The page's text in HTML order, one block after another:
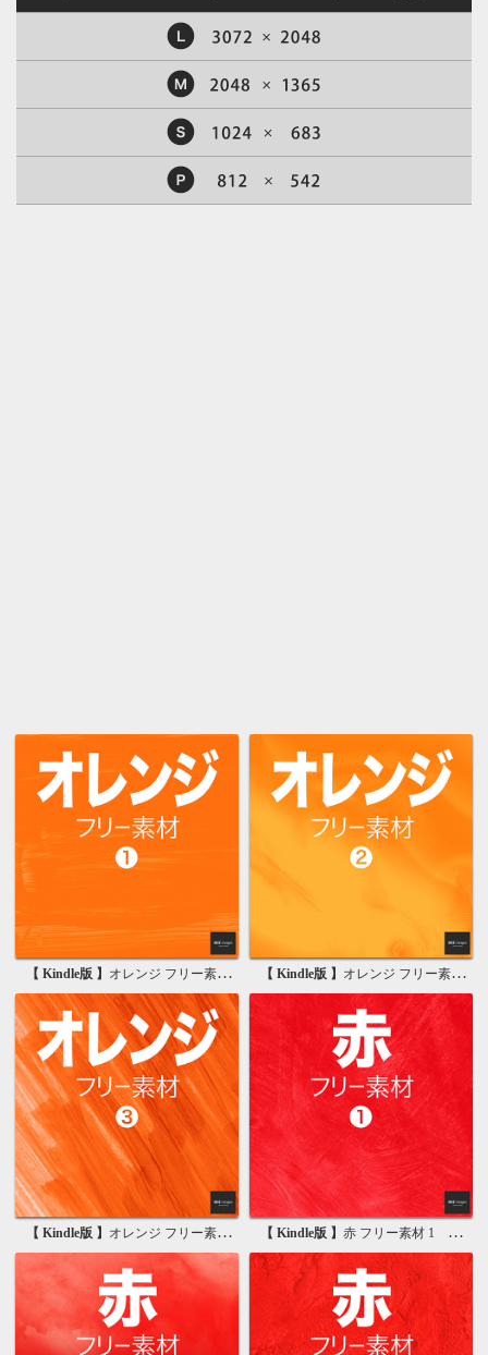
【 Kindle版 】 オレンジ フリー素材 1 無料で使える背景画像集 【 Kindle版 】 オレンジ フリー素材 2 無料で使える背景画像集
【 Kindle版 】 オレンジ フリー素材 3 無料で使える背景画像集 【 Kindle版 】 赤 フリー素材 1 無料で使える背景画像集